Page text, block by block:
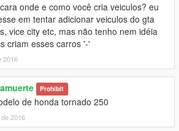
cara onde e como você cria veiculos? eu
em tentar adicionar veiculos do gta
vice city etc, mas não tenho nem idéia
criam esses carros '-'
2016
Prohibit
de honda tornado 250
2016